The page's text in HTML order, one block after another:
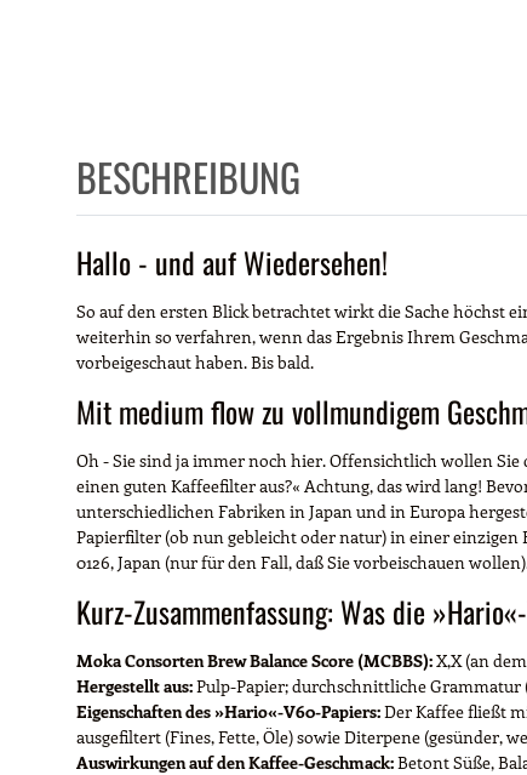
BESCHREIBUNG
Hallo - und auf Wiedersehen!
So auf den ersten Blick betrachtet wirkt die Sache höchst
weiterhin so verfahren, wenn das Ergebnis Ihrem
vorbeigeschaut haben. Bis bald.
Mit medium flow zu vollmundigem
Oh - Sie sind ja immer noch hier. Offensichtlich wollen
einen guten Kaffeefilter aus?« Achtung, das wird lang!
unterschiedlichen Fabriken in Japan und in Europa
Papierfilter (ob nun gebleicht oder natur) in einer einzigen
0126, Japan (nur für den Fall, daß Sie vorbeischauen
Kurz-Zusammenfassung: Was die
Moka Consorten Brew Balance Score (MCBBS):X,X (an
Hergestellt aus:Pulp-Papier; durchschnittliche Grammatur
Eigenschaften des »Hario«-V60-Papiers:Der Kaffee fließt
ausgefiltert (Fines, Fette, Öle) sowie Diterpene (gesünder,
Auswirkungen auf den Kaffee-Geschmack:Betont Süße,